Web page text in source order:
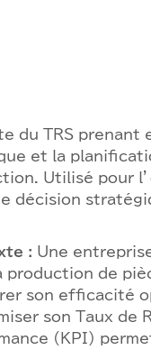
du TRS prenant
et la
Utilisé pour
décision
: Une
production de
son efficacité
son Taux de
(KPI)